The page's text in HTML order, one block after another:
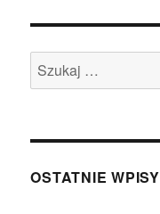
Szukaj:
OSTATNIE WPISY